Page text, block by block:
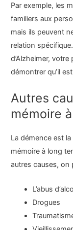
Par exemple, les
familiers aux
mais ils peuvent
relation
d’Alzheimer,
démontrer qu’il
Autres
mémoire
La démence est
mémoire à long
autres causes, on
L’abus
Drogues